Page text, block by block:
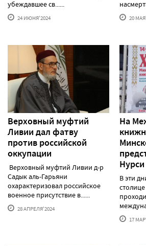
убеждавшее св......
24 ИЮНЯ'2024 20
Верховный муфтий
Ливии дал фатву
против российской
оккупации
Верховный муфтий Ливии д-р
Садык аль-Гарьяни
охарактеризовал российское
военное присутствие в......
28 АПРЕЛЯ'2024
На
Нурси
В эти
17